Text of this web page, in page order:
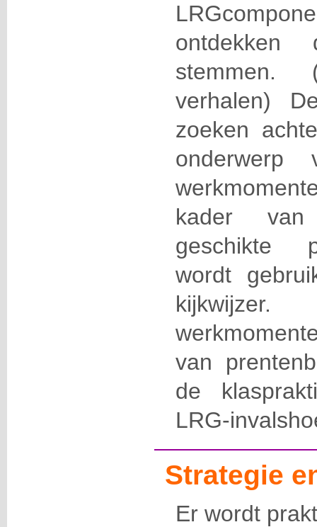
stemmen.
verhalen)
zoeken
kader van
geschikte
wordt
kijkwijzer.
van
de
LRG-
Strategie
Er wordt